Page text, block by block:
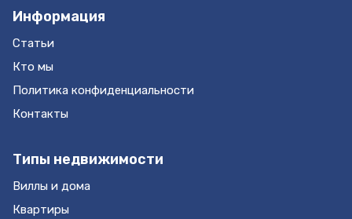
Информация
Статьи
Кто мы
Политика конфиденциальности
Контакты
Типы недвижимости
Виллы и дома
Квартиры